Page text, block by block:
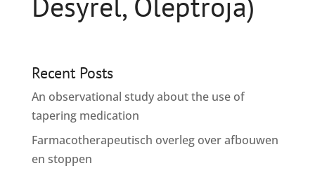
Recent Posts
An observational study about the use of
tapering medication
Farmacotherapeutisch overleg over afbouwen
en stoppen